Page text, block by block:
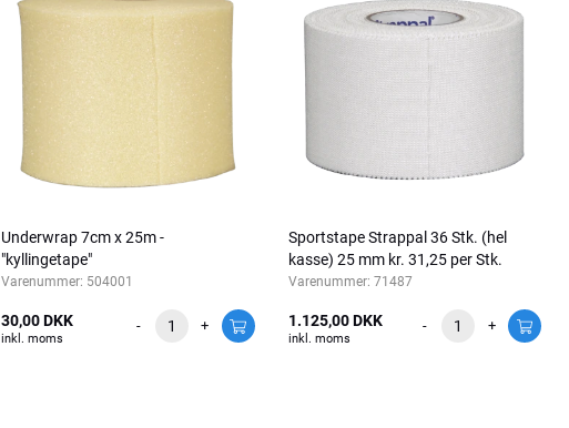
Underwrap 7cm x 25m -
"kyllingetape"
Varenummer: 504001
30,00 DKK
inkl. moms
- +
Sportstape Strappal 36 Stk. (hel
kasse) 25 mm kr. 31,25 per Stk.
Varenummer: 71487
1.125,00 DKK
inkl. moms
- +